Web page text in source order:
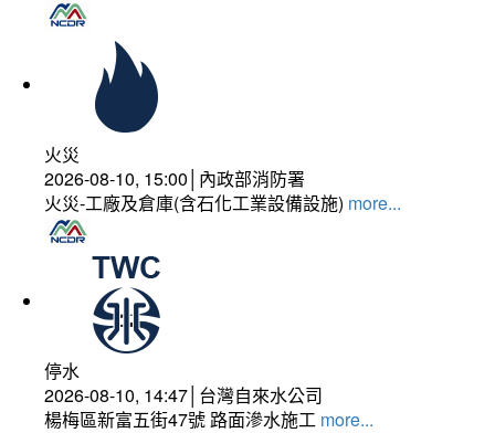
火災
2026-08-10, 15:00│內政部消防署
火災-工廠及倉庫(含石化工業設備設施) more...
停水
2026-08-10, 14:47│台灣自來水公司
楊梅區新富五街47號 路面滲水施工 more...